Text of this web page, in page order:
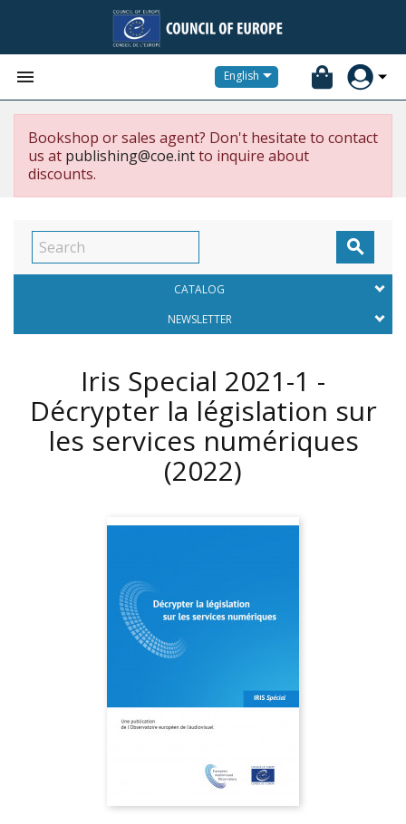
 English
Bookshop or sales agent? Don't hesitate to contact
us at publishing@coe.intto inquire about
discounts.

CATALOG
NEWSLETTER
Iris Special 2021-1 -
Décrypter la législation sur
les services numériques
(2022)